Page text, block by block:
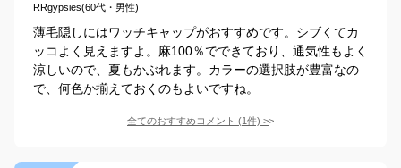
RRgypsies(60代・男性)
薄毛隠しにはワッチキャップがおすすめです。シブくてカ
ッコよく見えますよ。麻100％でできており、通気性もよく
涼しいので、夏もかぶれます。カラーの選択肢が豊富なの
で、何色か揃えておくのもよいですね。
全てのおすすめコメント (1件) >